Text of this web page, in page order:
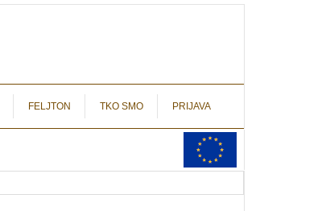
FELJTON TKO SMO PRIJAVA